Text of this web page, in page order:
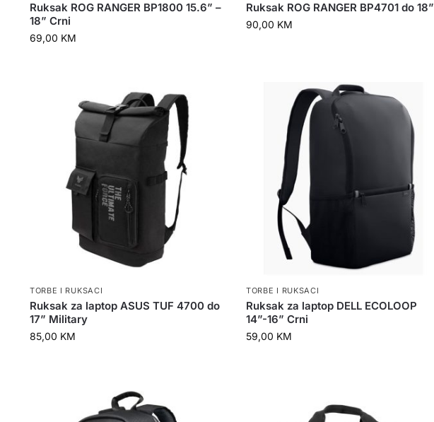
Ruksak ROG RANGER BP1800 15.6” –
18” Crni
69,00 KM
Ruksak ROG RANGER BP4701 do 18”
90,00 KM
TORBE I RUKSACI
Ruksak za laptop ASUS TUF 4700 do
17” Military
85,00 KM
TORBE I RUKSACI
Ruksak za laptop DELL ECOLOOP
14”-16” Crni
59,00 KM